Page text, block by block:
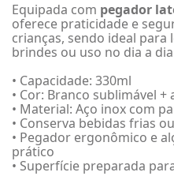
Equipada com pegador
oferece praticidade e
crianças, sendo ideal para
brindes ou uso no dia a
• Capacidade: 330ml
• Cor: Branco sublimável +
• Material: Aço inox com
• Conserva bebidas frias
• Pegador ergonômico e
prático
• Superfície preparada